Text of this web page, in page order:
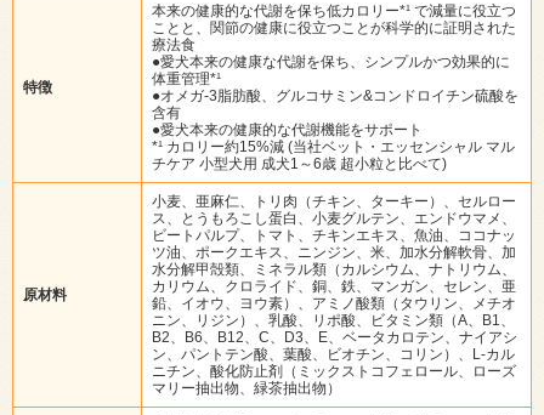
特徴
本来の健康的な代謝を保ち低カロリー*¹ で減量に役立つ
ことと、関節の健康に役立つことが科学的に証明された
療法食
●愛犬本来の健康な代謝を保ち、シンプルかつ効果的に
体重管理*¹
●オメガ-3脂肪酸、グルコサミン&コンドロイチン硫酸を
含有
●愛犬本来の健康的な代謝機能をサポート
*¹ カロリー約15%減 (当社ベット・エッセンシャル マル
チケア 小型犬用 成犬1～6歳 超小粒と比べて)
原材料
小麦、亜麻仁、トリ肉（チキン、ターキー）、セルロー
ス、とうもろこし蛋白、小麦グルテン、エンドウマメ、
ビートパルプ、トマト、チキンエキス、魚油、ココナッ
ツ油、ポークエキス、ニンジン、米、加水分解軟骨、加
水分解甲殻類、ミネラル類（カルシウム、ナトリウム、
カリウム、クロライド、銅、鉄、マンガン、セレン、亜
鉛、イオウ、ヨウ素）、アミノ酸類（タウリン、メチオ
ニン、リジン）、乳酸、リポ酸、ビタミン類（A、B1、
B2、B6、B12、C、D3、E、ベータカロテン、ナイアシ
ン、パントテン酸、葉酸、ビオチン、コリン）、L-カル
ニチン、酸化防止剤（ミックストコフェロール、ローズ
マリー抽出物、緑茶抽出物）